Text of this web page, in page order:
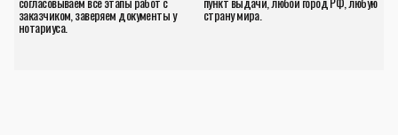
страну мира.
заказчиком, заверяем документы у
нотариуса.